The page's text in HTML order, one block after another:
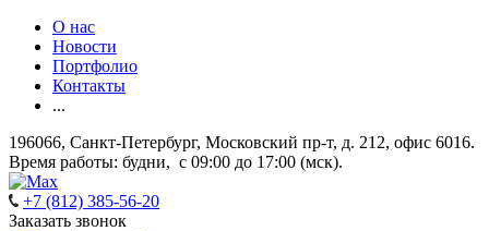
О нас
Новости
Портфолио
Контакты
...
196066, Санкт-Петербург, Московский пр-т, д. 212, офис 6016.
Время работы: будни, с 09:00 до 17:00 (мск).
+7 (812) 385-56-20
Заказать звонок